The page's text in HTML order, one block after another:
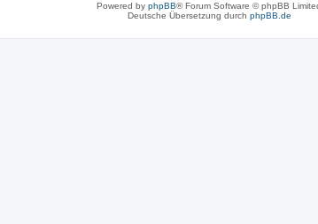
Powered by phpBB® Forum Software © phpBB
Deutsche Übersetzung durch phpBB.de